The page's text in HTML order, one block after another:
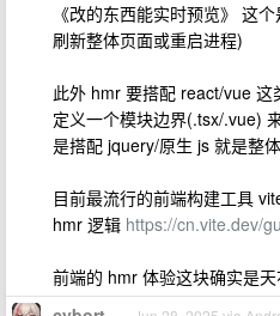
《改的东西能实时预览》 这
刷新整体页面或重启进程)
此外 hmr 要搭配 react/vue
定义一个模块边界(.tsx/.vue)
是搭配 jquery/原生 js 就是整
目前最流行的前端构建工具
hmr 逻辑 https://cn.vite.dev/
前端的 hmr 体验这块确实是